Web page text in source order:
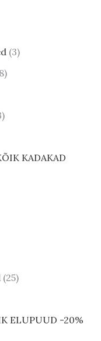
3
KADAKAD
25
ELUPUUD -20%